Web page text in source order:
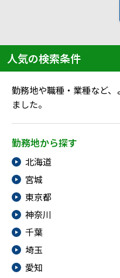
人気の検索条件
勤務地や職種・業種など
ました。
勤務地から探す
北海道
宮城
東京都
神奈川
千葉
埼玉
愛知